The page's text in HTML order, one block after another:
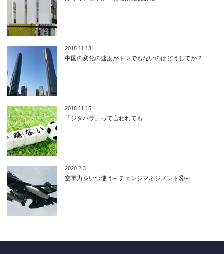
2018.11.13
中国の変化の速度がトンでもないのはどうしてか？
2018.11.15
「ジタハラ」って言われても
2020.2.3
空軍力をいつ使う～チェンジマネジメント⑨～